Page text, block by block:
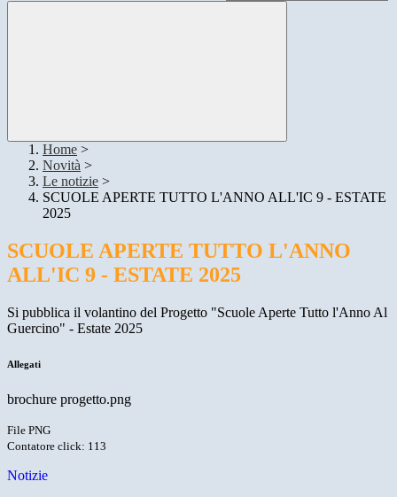
Home >
Novità >
Le notizie >
SCUOLE APERTE TUTTO L'ANNO ALL'IC 9 - ESTATE
2025
SCUOLE APERTE TUTTO L'ANNO
ALL'IC 9 - ESTATE 2025
Si pubblica il volantino del Progetto "Scuole Aperte Tutto l'Anno Al
Guercino" - Estate 2025
Allegati
brochure progetto.png
File PNG
Contatore click: 113
Notizie